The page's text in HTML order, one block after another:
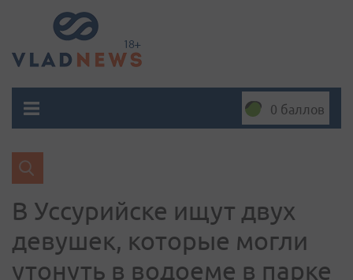
0 баллов
В Уссурийске ищут двух
девушек, которые могли
утонуть в водоеме в парке